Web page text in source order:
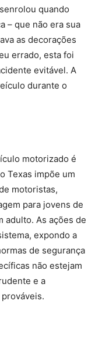
quando
– que não era sua
as decorações
errado, esta foi
evitável. A
durante o
motorizado é
Texas impõe um
motoristas,
para jovens de
adulto. As ações de
expondo a
de segurança
não estejam
e a